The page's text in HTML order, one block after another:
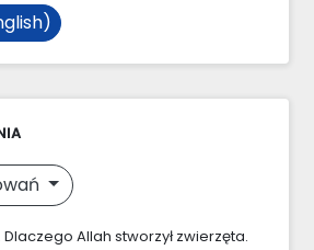
Dlaczego Allah stworzył zwierzęta.